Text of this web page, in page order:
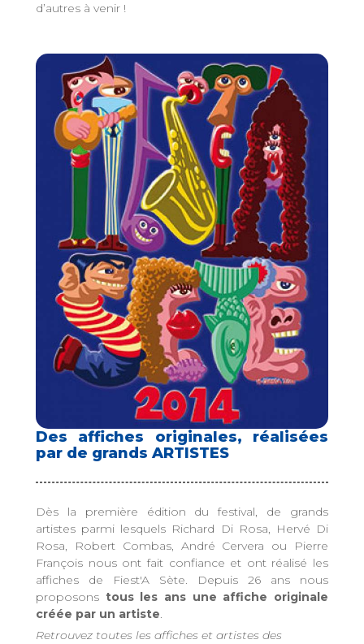
d’autres à venir !
Des affiches originales, réalisées
par de grands ARTISTES
Dès la première édition du festival, de grands
artistes parmi lesquels Richard Di Rosa, Hervé Di
Rosa, Robert Combas, André Cervera ou Pierre
François nous ont fait confiance et ont réalisé les
affiches de Fiest'A Sète. Depuis 26 ans nous
proposons tous les ans une affiche originale
créée par un artiste.
Retrouvez toutes les affiches et artistes des